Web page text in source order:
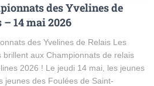
des Yvelines de
– 14 mai 2026
des Yvelines de Relais Les
brillent aux Championnats de relais
2026 ! Le jeudi 14 mai, les jeunes
jeunes des Foulées de Saint-